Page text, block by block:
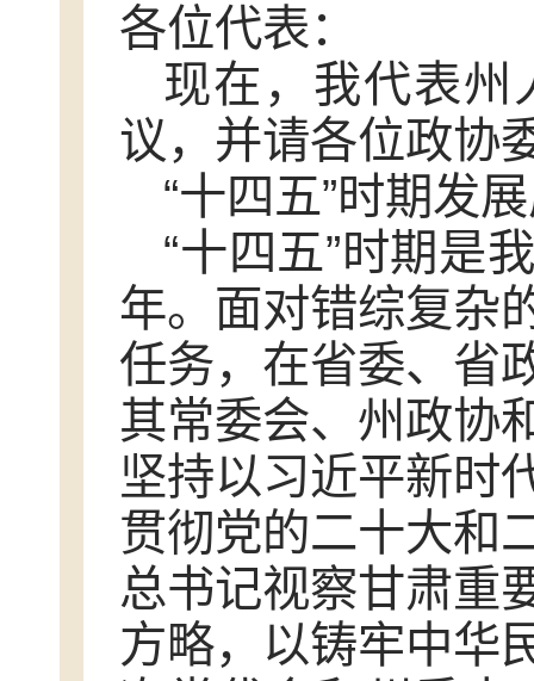
各位代表：
现在，我代表州
议，并请各位政协
“十四五”时期发
“十四五”时期是
年。面对错综复杂
任务，在省委、省
其常委会、州政协
坚持以习近平新时
贯彻党的二十大和
总书记视察甘肃重
方略，以铸牢中华